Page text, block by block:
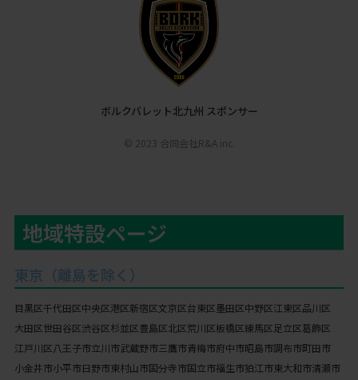
ボルクバレット北九州 スポンサー
© 2023 合同会社R&A inc.
地域特設ページ
東京（離島を除く）
目黒区千代田区中央区港区新宿区文京区台東区墨田区中野区江東区品川区
大田区世田谷区渋谷区杉並区豊島区北区荒川区板橋区練馬区足立区葛飾区
江戸川区八王子市立川市武蔵野市三鷹市青梅市府中市昭島市調布市町田市
小金井市小平市日野市東村山市国分寺市国立市福生市狛江市東大和市清瀬市